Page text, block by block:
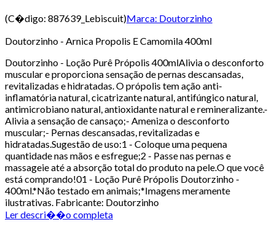
(C�digo: 887639_Lebiscuit)Marca: Doutorzinho
Doutorzinho - Arnica Propolis E Camomila 400ml
Doutorzinho - Loção Purê Própolis 400mlAlivia o desconforto
muscular e proporciona sensação de pernas descansadas,
revitalizadas e hidratadas. O própolis tem ação anti-
inflamatória natural, cicatrizante natural, antifúngico natural,
antimicrobiano natural, antioxidante natural e remineralizante.-
Alivia a sensação de cansaço;- Ameniza o desconforto
muscular;- Pernas descansadas, revitalizadas e
hidratadas.Sugestão de uso:1 - Coloque uma pequena
quantidade nas mãos e esfregue;2 - Passe nas pernas e
massageie até a absorção total do produto na pele.O que você
está comprando!01 - Loção Purê Própolis Doutorzinho -
400ml.*Não testado em animais;*Imagens meramente
ilustrativas. Fabricante: Doutorzinho
Ler descri��o completa